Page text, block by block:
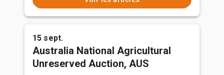
15 sept.
Australia National Agricultural
Unreserved Auction, AUS